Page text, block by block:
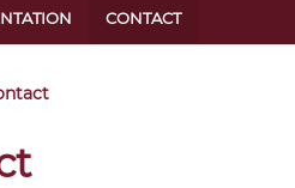
CONTACT